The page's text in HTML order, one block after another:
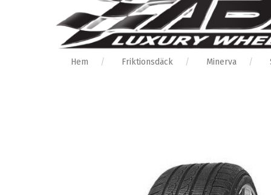
Hem Friktionsdäck Minerva